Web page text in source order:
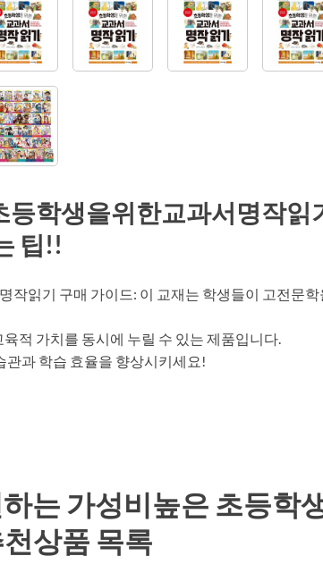
등학생을위한교과서명작읽
팁!!
작읽기 구매 가이드: 이 교재는 학생들이 고전문
적 가치를 동시에 누릴 수 있는 제품입니다.
관과 학습 효율을 향상시키세요!
는 가성비높은 초등학
상품 목록